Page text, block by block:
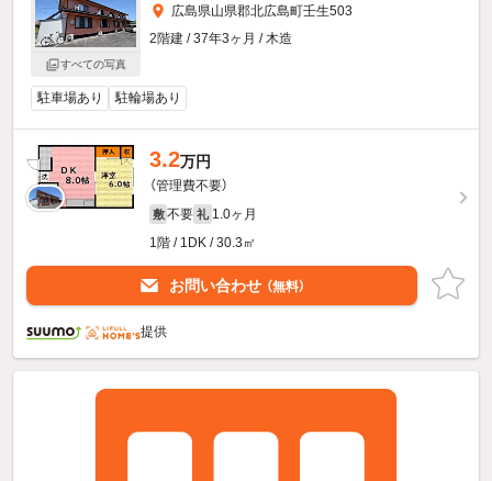
すべての写真
広島県山県郡北広島町壬生503
2階建 / 37年3ヶ月 / 木造
駐車場あり 駐輪場あり
3.2万円
（管理費不要）
敷 不要 礼 1.0ヶ月
1階 / 1DK / 30.3㎡
お問い合わせ （無料）
提供